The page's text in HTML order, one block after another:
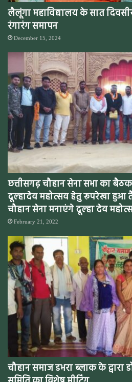
लैलूंगा महाविद्यालय के सात
रंगारंग समापन
December 15, 2024
छत्तीसगढ़ चौहान सेना सभा का
दूल्हादेव महोत्सव हेतु रूपरेखा हुआ
चौहान सेना मनाएंगे दूल्हा देव
February 21, 2022
चौहान समाज डभरा ब्लाक के द्वारा